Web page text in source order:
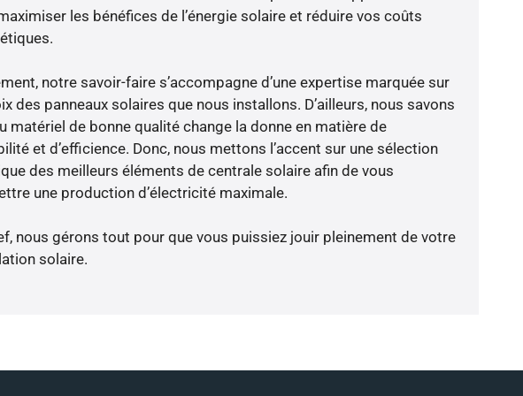
les bénéfices de l’énergie solaire et réduire vos coûts
notre savoir-faire s’accompagne d’une expertise marquée sur
des panneaux solaires que nous installons. D’ailleurs, nous savons
matériel de bonne qualité change la donne en matière de
et d’efficience. Donc, nous mettons l’accent sur une sélection
des meilleurs éléments de centrale solaire afin de vous
une production d’électricité maximale.
nous gérons tout pour que vous puissiez jouir pleinement de votre
solaire.